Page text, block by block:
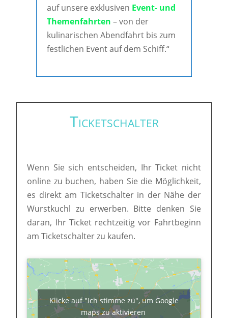
auf unsere exklusiven Event- und
Themenfahrten – von der
kulinarischen Abendfahrt bis zum
festlichen Event auf dem Schiff.“
Ticketschalter
Wenn Sie sich entscheiden, Ihr Ticket nicht
online zu buchen, haben Sie die Möglichkeit,
es direkt am Ticketschalter in der Nähe der
Wurstkuchl zu erwerben. Bitte denken Sie
daran, Ihr Ticket rechtzeitig vor Fahrtbeginn
am Ticketschalter zu kaufen.
Klicke auf "Ich stimme zu", um Google
maps zu aktivieren